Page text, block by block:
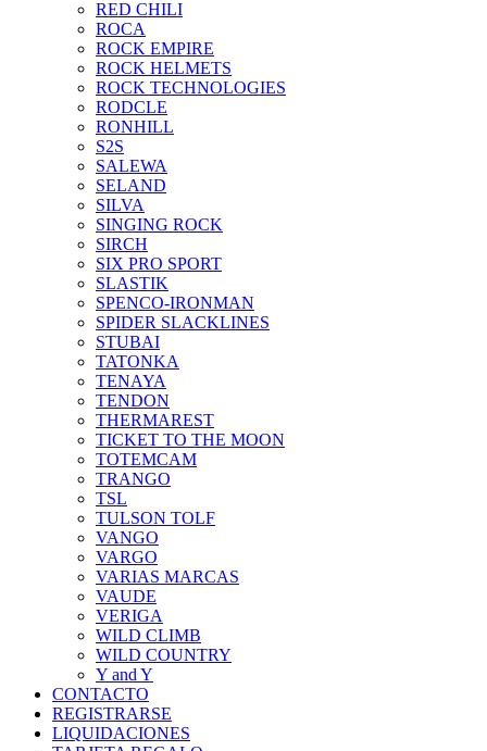
RED CHILI
ROCA
ROCK EMPIRE
ROCK HELMETS
ROCK TECHNOLOGIES
RODCLE
RONHILL
S2S
SALEWA
SELAND
SILVA
SINGING ROCK
SIRCH
SIX PRO SPORT
SLASTIK
SPENCO-IRONMAN
SPIDER SLACKLINES
STUBAI
TATONKA
TENAYA
TENDON
THERMAREST
TICKET TO THE MOON
TOTEMCAM
TRANGO
TSL
TULSON TOLF
VANGO
VARGO
VARIAS MARCAS
VAUDE
VERIGA
WILD CLIMB
WILD COUNTRY
Y and Y
CONTACTO
REGISTRARSE
LIQUIDACIONES